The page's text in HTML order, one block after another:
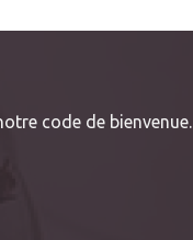
code de bienvenue.